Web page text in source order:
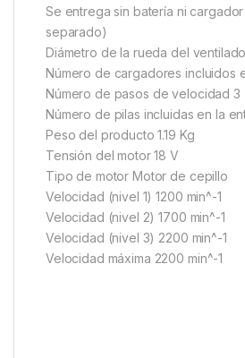
Se entrega sin batería ni
separado)
Diámetro de la rueda del
Número de cargadores incluidos
Número de pasos de velocidad 3
Número de pilas incluidas en la
Peso del producto 1.19 Kg
Tensión del motor 18 V
Tipo de motor Motor de cepillo
Velocidad (nivel 1) 1200 min^-1
Velocidad (nivel 2) 1700 min^-1
Velocidad (nivel 3) 2200 min^-1
Velocidad máxima 2200 min^-1